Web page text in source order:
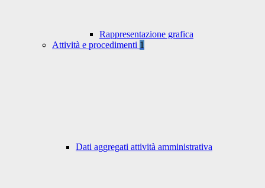
Rappresentazione grafica
Attività e procedimenti 1
Dati aggregati attività amministrativa